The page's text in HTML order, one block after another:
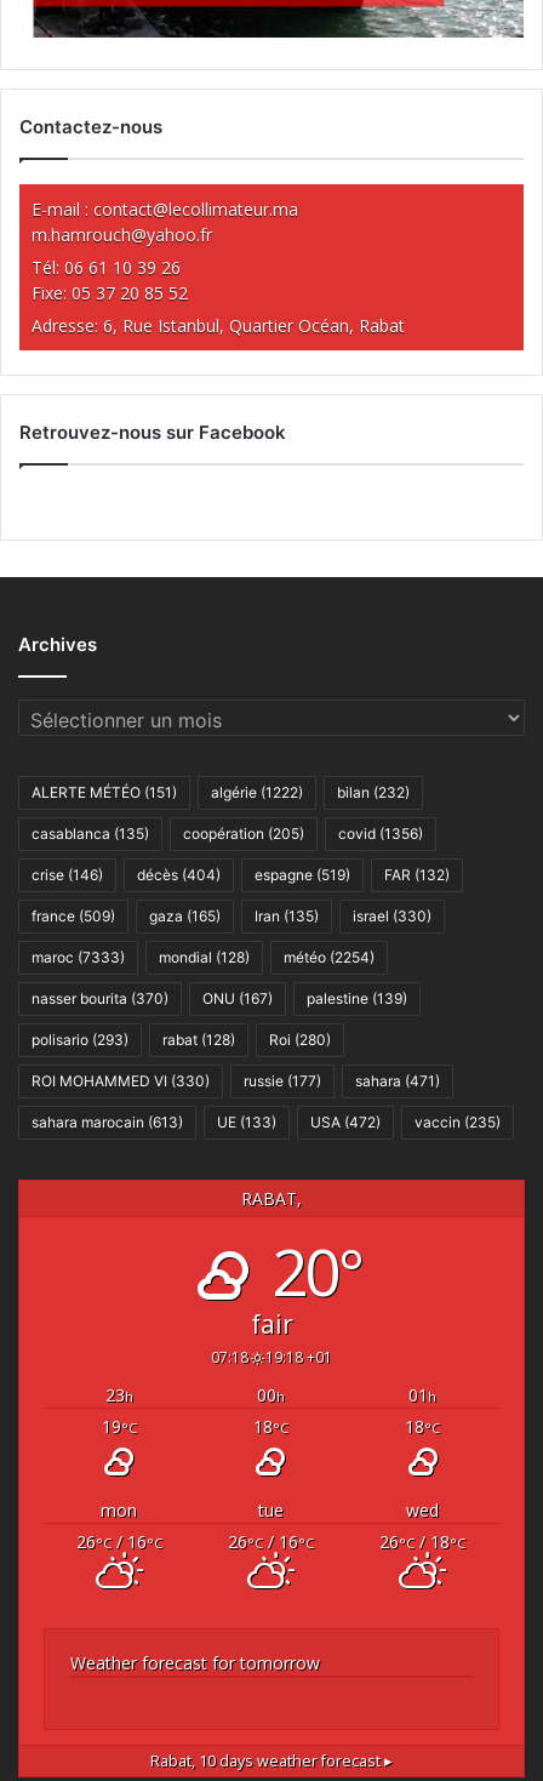
Contactez-nous
E-mail : contact@lecollimateur.ma
m.hamrouch@yahoo.fr
Tél: 06 61 10 39 26
Fixe: 05 37 20 85 52
Adresse: 6, Rue Istanbul, Quartier Océan, Rabat
Retrouvez-nous sur Facebook
Archives
Archives
ALERTE MÉTÉO (151) algérie (1222) bilan (232)
casablanca (135) coopération (205) covid (1356)
crise (146) décès (404) espagne (519) FAR (132)
france (509) gaza (165) Iran (135) israel (330)
maroc (7333) mondial (128) météo (2254)
nasser bourita (370) ONU (167) palestine (139)
polisario (293) rabat (128) Roi (280)
ROI MOHAMMED VI (330) russie (177) sahara (471)
sahara marocain (613) UE (133) USA (472) vaccin (235)
RABAT,
20°
fair
07:18 19:18 +01
23h 00h 01 h
19°C 18°C 18°C
mon tue
wed
26°C/ 16°C 26°C/ 16°C 26°C/ 18°C
Weather forecast for tomorrow
Rabat, 10 days weather forecast ▸